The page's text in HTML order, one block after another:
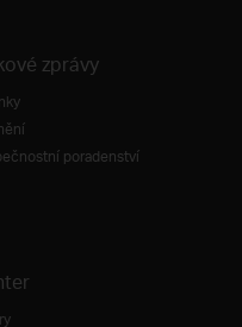
zprávy
poradenství